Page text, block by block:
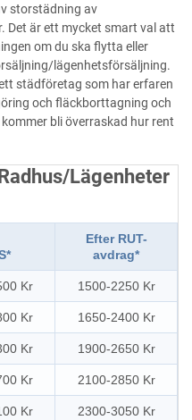
storstädning av
Det är ett mycket smart val att
om du ska flytta eller
lägenhetsförsäljning.
städföretag som har erfaren
och fläckborttagning och
bli överraskad hur rent
Lägenheter
Efter RUT-
avdrag*
Kr 1500-2250 Kr
Kr 1650-2400 Kr
Kr 1900-2650 Kr
Kr 2100-2850 Kr
Kr 2300-3050 Kr